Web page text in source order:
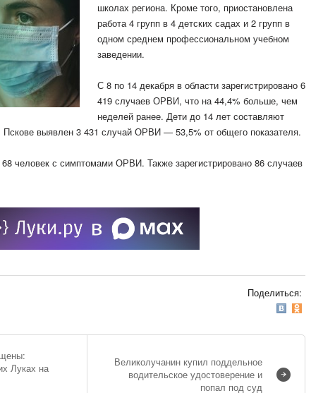
школах региона. Кроме того, приостановлена
работа 4 групп в 4 детских садах и 2 групп в
одном среднем профессиональном учебном
заведении.
С 8 по 14 декабря в области зарегистрировано 6
419 случаев ОРВИ, что на 44,4% больше, чем
неделей ранее. Дети до 14 лет составляют
выявлен 3 431 случай ОРВИ — 53,5% от общего показателя.
человек с симптомами ОРВИ. Также зарегистрировано 86 случаев
Поделиться:
Луках на
Великолучанин купил поддельное
водительское удостоверение и
попал под суд